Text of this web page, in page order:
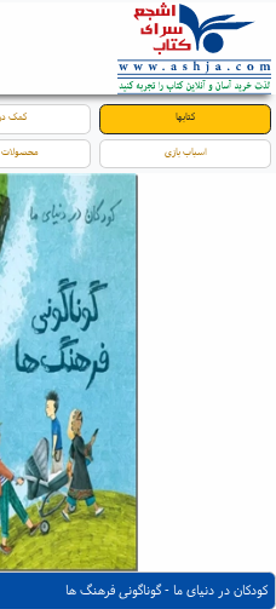
کتابها کمک
اسباب بازی محصولات
کودکان در دنیای ما - گوناگونی فرهنگ ها